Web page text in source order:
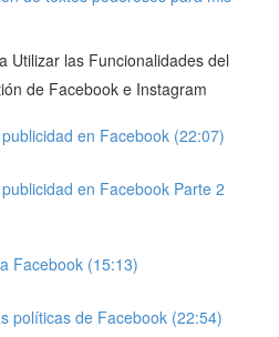
Utilizar las Funcionalidades del
de Facebook e Instagram
en Facebook (22:07)
en Facebook Parte 2
Facebook (15:13)
políticas de Facebook (22:54)